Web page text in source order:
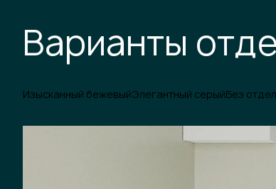
Варианты
Изысканный бежевыйЭлегантный серыйБез